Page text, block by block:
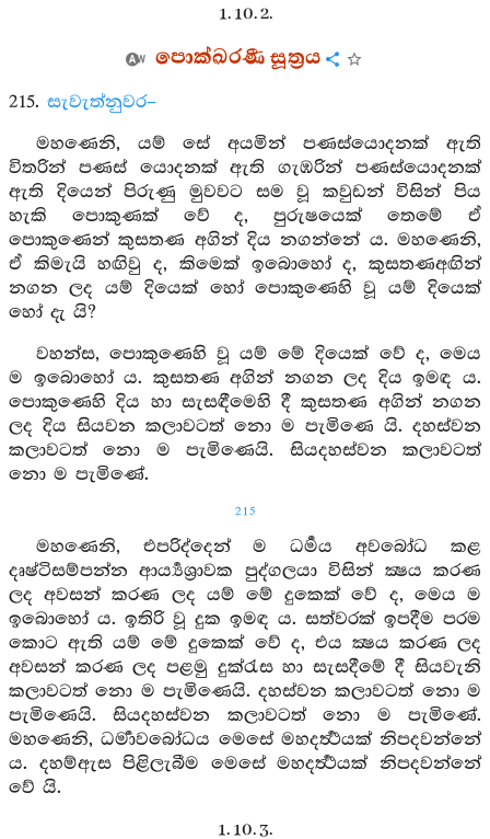
1. 10. 2.
පොක්ඛරණී සූත්‍රය
215. සැවැත්නුවර–
මහණෙනි, යම් සේ අයමින් පණස්යොදනක් ඇති
විතරින් පණස් යොදනක් ඇති ගැඹරින් පණස්යොදනක්
ඇති දියෙන් පිරුණු මුවවට සම වූ කවුඩන් විසින් පිය
හැකි පොකුණක් වේ ද, පුරුෂයෙක් තෙමේ ඒ
පොකුණෙන් කුසතණ අගින් දිය නගන්නේ ය. මහණෙනි,
ඒ කිමැයි හඟිවු ද, කිමෙක් ඉබොහෝ ද, කුසතණඅඟින්
නගන ලද යම් දියෙක් හෝ පොකුණෙහි වූ යම් දියෙක්
හෝ දැ යි?
වහන්ස, පොකුණෙහි වූ යම් මේ දියෙක් වේ ද, මෙය
ම ඉබොහෝ ය. කුසතණ අගින් නගන ලද දිය ඉමඳ ය.
පොකුණෙහි දිය හා සැසඳීමෙහි දී කුසතණ අගින් නගන
ලද දිය සියවන කලාවටත් නො ම පැමිණෙ යි. දහස්වන
කලාවටත් නො ම පැමිණෙයි. සියදහස්වන කලාවටත්
නො ම පැමිණේ.
215
මහණෙනි, එපරිද්දෙන් ම ධර්‍මය අවබෝධ කළ
දෘෂ්ටිසම්පන්න ආර්‍ය්‍යශ්‍රාවක පුද්ගලයා විසින් ක්‍ෂය කරණ
ලද අවසන් කරණ ලද යම් මේ දුකෙක් වේ ද, මෙය ම
ඉබොහෝ ය. ඉතිරි වූ දුක ඉමඳ ය. සත්වරක් ඉපදීම පරම
කොට ඇති යම් මේ දුකෙක් වේ ද, එය ක්‍ෂය කරණ ලද
අවසන් කරණ ලද පළමු දුක්රැස හා සැසදීමේ දී සියවැනි
කලාවටත් නො ම පැමිණෙයි. දහස්වන කලාවටත් නො ම
පැමිණෙයි. සියදහස්වන කලාවටත් නො ම පැමිණේ.
මහණෙනි, ධර්‍මාවබෝධය මෙසේ මහදර්‍ත්‍ථයක් නිපදවන්නේ
ය. දහම්ඇස පිළිලැබීම මෙසේ මහදර්‍ත්‍ථයක් නිපදවන්නේ
වේ යි.
1. 10. 3.